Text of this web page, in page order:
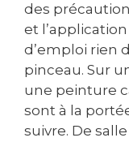
des
et
d’emploi rien
pinceau. Sur
une peinture
sont à la
suivre. De